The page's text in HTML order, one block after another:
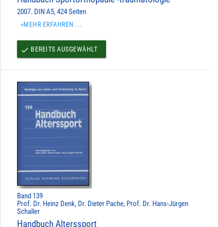
2007. DIN A5, 424 Seiten
»MEHR ERFAHREN ...
done BEREITS AUSGEWÄHLT
Band 139
Prof. Dr. Heinz Denk, Dr. Dieter Pache, Prof. Dr. Hans-Jürgen
Schaller
Handbuch Alterssport